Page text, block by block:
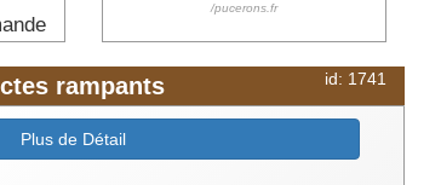
/pucerons.fr
id: 1741
rampants
Plus de Détail